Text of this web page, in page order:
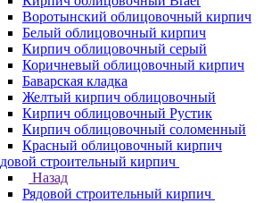
Воротынский облицовочный кирпич
Белый облицовочный кирпич
Кирпич облицовочный серый
Коричневый облицовочный кирпич
Баварская кладка
Желтый кирпич облицовочный
Кирпич облицовочный Рустик
Кирпич облицовочный соломенный
Красный облицовочный кирпич
строительный кирпич
Назад
Рядовой строительный кирпич